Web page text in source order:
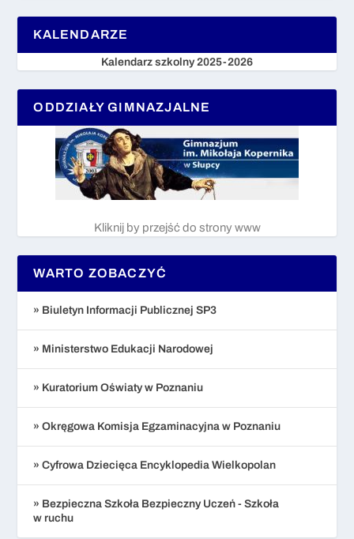
KALENDARZE
Kalendarz szkolny 2025-2026
ODDZIAŁY GIMNAZJALNE
Kliknij by przejść do strony www
WARTO ZOBACZYĆ
» Biuletyn Informacji Publicznej SP3
» Ministerstwo Edukacji Narodowej
» Kuratorium Oświaty w Poznaniu
» Okręgowa Komisja Egzaminacyjna w Poznaniu
» Cyfrowa Dziecięca Encyklopedia Wielkopolan
» Bezpieczna Szkoła Bezpieczny Uczeń - Szkoła
w ruchu